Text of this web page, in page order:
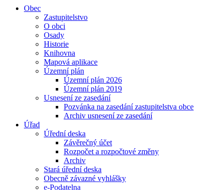
Obec
Zastupitelstvo
O obci
Osady
Historie
Knihovna
Mapová aplikace
Územní plán
Územní plán 2026
Územní plán 2019
Usnesení ze zasedání
Pozvánka na zasedání zastupitelstva obce
Archiv usnesení ze zasedání
Úřad
Úřední deska
Závěrečný účet
Rozpočet a rozpočtové změny
Archiv
Stará úřední deska
Obecně závazné vyhlášky
e-Podatelna